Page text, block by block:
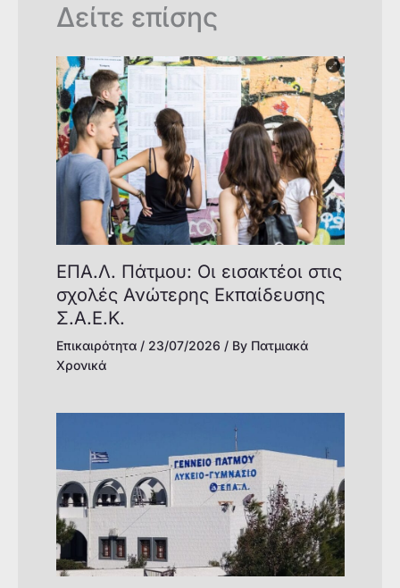
Δείτε επίσης
ΕΠΑ.Λ. Πάτμου: Οι εισακτέοι στις
σχολές Ανώτερης Εκπαίδευσης
Σ.Α.Ε.Κ.
Επικαιρότητα/ 23/07/2026 / By Πατμιακά
Χρονικά